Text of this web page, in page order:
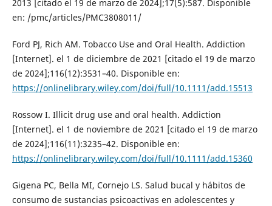
2013 [citado el 19 de marzo de 2024];17(5):587. Disponible
en: /pmc/articles/PMC3808011/
Ford PJ, Rich AM. Tobacco Use and Oral Health. Addiction
[Internet]. el 1 de diciembre de 2021 [citado el 19 de marzo
de 2024];116(12):3531–40. Disponible en:
https://onlinelibrary.wiley.com/doi/full/10.1111/add.15513
Rossow I. Illicit drug use and oral health. Addiction
[Internet]. el 1 de noviembre de 2021 [citado el 19 de marzo
de 2024];116(11):3235–42. Disponible en:
https://onlinelibrary.wiley.com/doi/full/10.1111/add.15360
Gigena PC, Bella MI, Cornejo LS. Salud bucal y hábitos de
consumo de sustancias psicoactivas en adolescentes y